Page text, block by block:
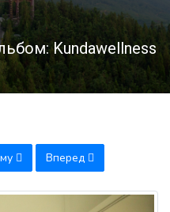
Kundawellness
Вперед